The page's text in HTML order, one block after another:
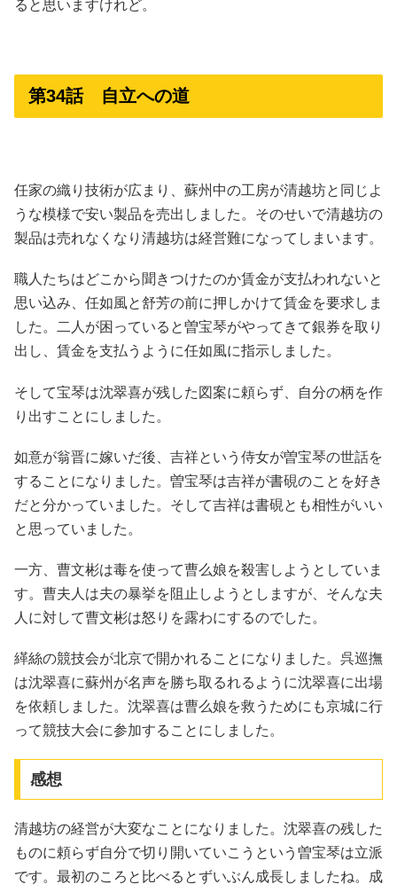
ると思いますけれど。
第34話 自立への道
任家の織り技術が広まり、蘇州中の工房が清越坊と同じよ
うな模様で安い製品を売出しました。そのせいで清越坊の
製品は売れなくなり清越坊は経営難になってしまいます。
職人たちはどこから聞きつけたのか賃金が支払われないと
思い込み、任如風と舒芳の前に押しかけて賃金を要求しま
した。二人が困っていると曽宝琴がやってきて銀券を取り
出し、賃金を支払うように任如風に指示しました。
そして宝琴は沈翠喜が残した図案に頼らず、自分の柄を作
り出すことにしました。
如意が翁晋に嫁いだ後、吉祥という侍女が曽宝琴の世話を
することになりました。曽宝琴は吉祥が書硯のことを好き
だと分かっていました。そして吉祥は書硯とも相性がいい
と思っていました。
一方、曹文彬は毒を使って曹么娘を殺害しようとしていま
す。曹夫人は夫の暴挙を阻止しようとしますが、そんな夫
人に対して曹文彬は怒りを露わにするのでした。
緙絲の競技会が北京で開かれることになりました。呉巡撫
は沈翠喜に蘇州が名声を勝ち取るれるように沈翠喜に出場
を依頼しました。沈翠喜は曹么娘を救うためにも京城に行
って競技大会に参加することにしました。
感想
清越坊の経営が大変なことになりました。沈翠喜の残した
ものに頼らず自分で切り開いていこうという曽宝琴は立派
です。最初のころと比べるとずいぶん成長しましたね。成